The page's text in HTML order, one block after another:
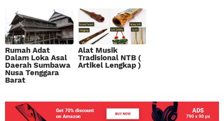
Rumah Adat
Dalam Loka Asal
Daerah Sumbawa
Nusa Tenggara
Barat
Alat Musik
Tradisional NTB (
Artikel Lengkap )